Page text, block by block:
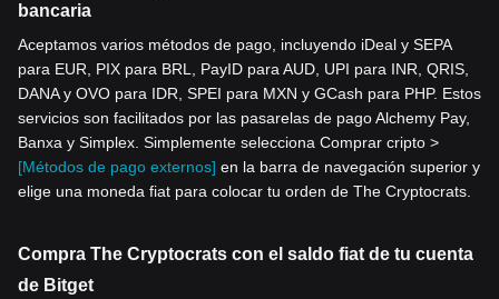
bancaria
Aceptamos varios métodos de pago, incluyendo iDeal y SEPA
para EUR, PIX para BRL, PayID para AUD, UPI para INR, QRIS,
DANA y OVO para IDR, SPEI para MXN y GCash para PHP. Estos
servicios son facilitados por las pasarelas de pago Alchemy Pay,
Banxa y Simplex. Simplemente selecciona Comprar cripto >
[Métodos de pago externos] en la barra de navegación superior y
elige una moneda fiat para colocar tu orden de The Cryptocrats.
Compra The Cryptocrats con el saldo fiat de tu cuenta
de Bitget